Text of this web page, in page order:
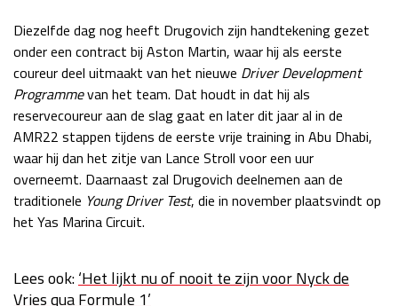
Kwalificatie
za 05:00 - 06:00
Race
zo 05:00 - 07:00
GP QATAR 2026 27 - 29 nov
Kwalificatie
za 19:00 - 20:00
Race
GP ABU DHABI 2026 04 - 06 dec
Kwalificatie
za 15:00 - 16:00
Race
zo 14:00 - 16:00
Diezelfde dag nog heeft Drugovich zijn handtekening gezet
onder een contract bij Aston Martin, waar hij als eerste
coureur deel uitmaakt van het nieuwe Driver Development
Programmevan het team. Dat houdt in dat hij als
reservecoureur aan de slag gaat en later dit jaar al in de
AMR22 stappen tijdens de eerste vrije training in Abu Dhabi,
waar hij dan het zitje van Lance Stroll voor een uur
overneemt. Daarnaast zal Drugovich deelnemen aan de
traditionele Young Driver Test, die in november plaatsvindt op
het Yas Marina Circuit.
Lees ook:‘Het lijkt nu of nooit te zijn voor Nyck de
Vries qua Formule 1’